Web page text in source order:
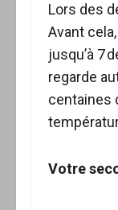
Lors des
Avant
jusqu’à 7
regarde
centaines
Votre